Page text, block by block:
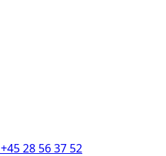
+45 28 56 37 52